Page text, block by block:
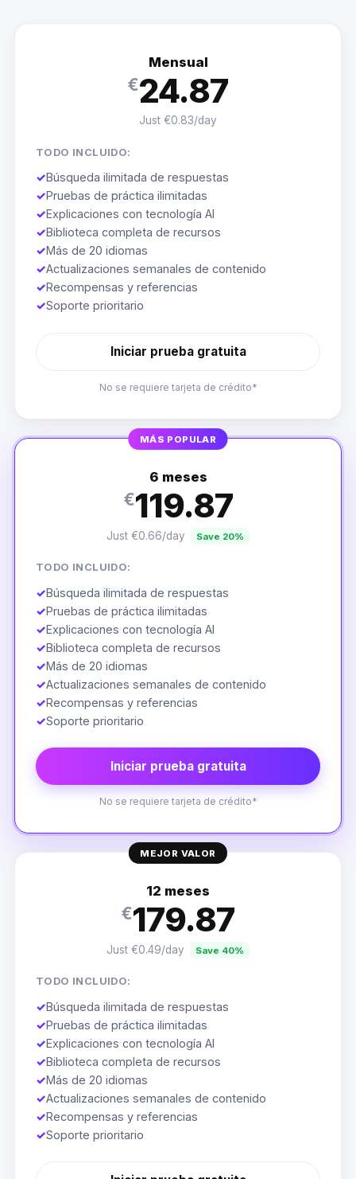
Mensual
€24.87
Just €0.83/day
TODO INCLUIDO:
✓Búsqueda ilimitada de respuestas
✓Pruebas de práctica ilimitadas
✓Explicaciones con tecnología AI
✓Biblioteca completa de recursos
✓Más de 20 idiomas
✓Actualizaciones semanales de contenido
✓Recompensas y referencias
✓Soporte prioritario
Iniciar prueba gratuita
No se requiere tarjeta de crédito*
MÁS POPULAR
6 meses
€119.87
Just €0.66/day Save 20%
TODO INCLUIDO:
✓Búsqueda ilimitada de respuestas
✓Pruebas de práctica ilimitadas
✓Explicaciones con tecnología AI
✓Biblioteca completa de recursos
✓Más de 20 idiomas
✓Actualizaciones semanales de contenido
✓Recompensas y referencias
✓Soporte prioritario
Iniciar prueba gratuita
No se requiere tarjeta de crédito*
MEJOR VALOR
12 meses
€179.87
Just €0.49/day Save 40%
TODO INCLUIDO:
✓Búsqueda ilimitada de respuestas
✓Pruebas de práctica ilimitadas
✓Explicaciones con tecnología AI
✓Biblioteca completa de recursos
✓Más de 20 idiomas
✓Actualizaciones semanales de contenido
✓Recompensas y referencias
✓Soporte prioritario